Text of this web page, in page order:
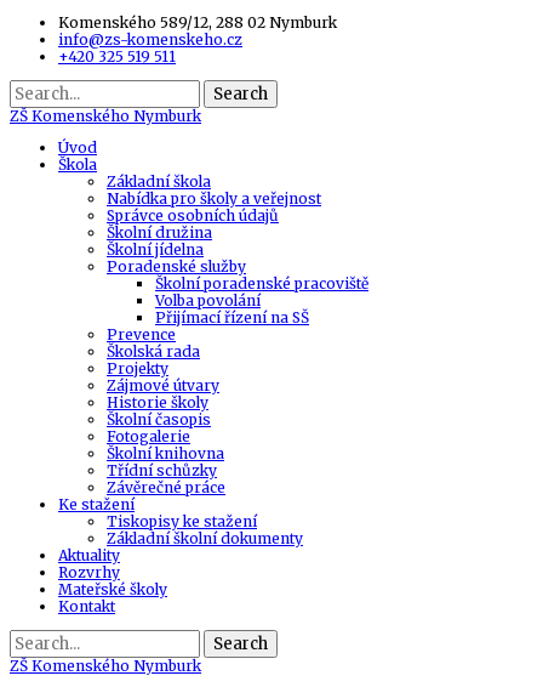
Komenského 589/12, 288 02 Nymburk
info@zs-komenskeho.cz
+420 325 519 511
Search
ZŠ Komenského Nymburk
Úvod
Škola
Základní škola
Nabídka pro školy a veřejnost
Správce osobních údajů
Školní družina
Školní jídelna
Poradenské služby
Školní poradenské pracoviště
Volba povolání
Přijímací řízení na SŠ
Prevence
Školská rada
Projekty
Zájmové útvary
Historie školy
Školní časopis
Fotogalerie
Školní knihovna
Třídní schůzky
Závěrečné práce
Ke stažení
Tiskopisy ke stažení
Základní školní dokumenty
Aktuality
Rozvrhy
Mateřské školy
Kontakt
Search
ZŠ Komenského Nymburk